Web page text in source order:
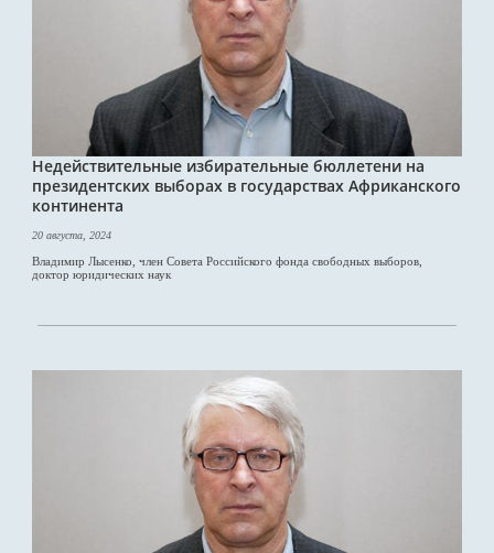
Недействительные избирательные бюллетени на
президентских выборах в государствах Африканского
континента
20 августа, 2024
Владимир Лысенко, член Совета Российского фонда свободных выборов,
доктор юридических наук